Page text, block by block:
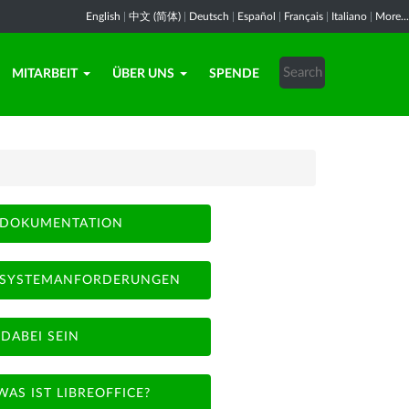
English 中文 (简体) Deutsch Español Français Italiano More...
MITARBEIT ÜBER UNS SPENDE
DOKUMENTATION
SYSTEMANFORDERUNGEN
DABEI SEIN
IST LIBREOFFICE?